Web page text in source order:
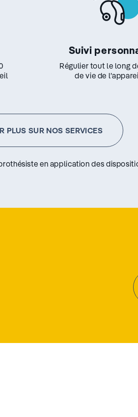
Suivi
Régulier tout le long
de vie de
PLUS SUR NOS SERVICES
en application des